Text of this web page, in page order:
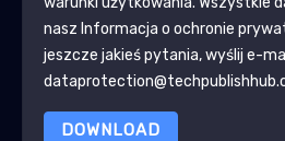
nasz Informacja o ochronie
jeszcze jakieś pytania, wyślij e-
DOWNLOAD